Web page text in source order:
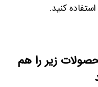
کنید.
زیر را هم